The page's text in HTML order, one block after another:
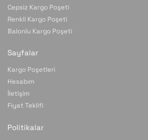
Cepsiz Kargo Poşeti
Renkli Kargo Poşeti
Balonlu Kargo Poşeti
Sayfalar
Kargo Poşetleri
Hesabım
İletişim
Fiyat Teklifi
Politikalar